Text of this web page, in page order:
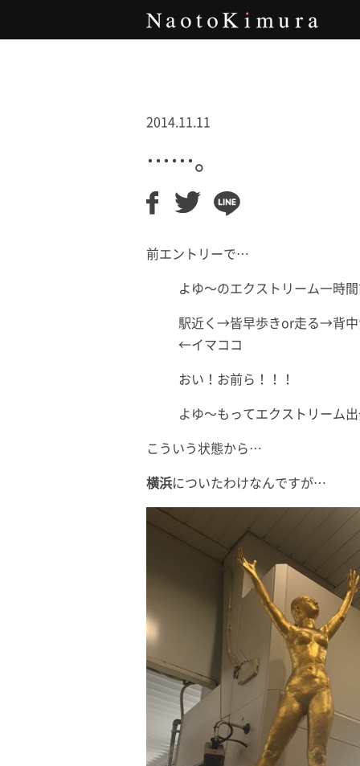
2014.11.11
……。
前エントリーで…
よゆ〜のエクストリーム一時
駅近く→皆早歩きor走る→背中
←イマココ
おい！お前ら！！！
よゆ〜もってエクストリーム
こういう状態から…
横浜についたわけなんですが…